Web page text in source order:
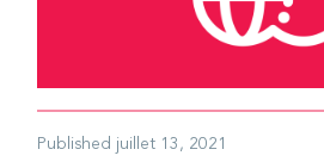
Published juillet 13, 2021